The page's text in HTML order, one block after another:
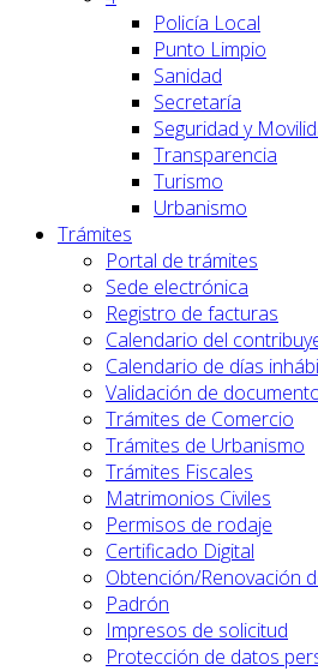
Policía Local
Punto Limpio
Sanidad
Secretaría
Seguridad y
Transparencia
Turismo
Urbanismo
Trámites
Portal de trámites
Sede electrónica
Registro de facturas
Calendario del
Calendario de días
Validación de
Trámites de Comercio
Trámites de Urbanismo
Trámites Fiscales
Matrimonios Civiles
Permisos de rodaje
Certificado Digital
Obtención/Renovación
Padrón
Impresos de solicitud
Protección de datos